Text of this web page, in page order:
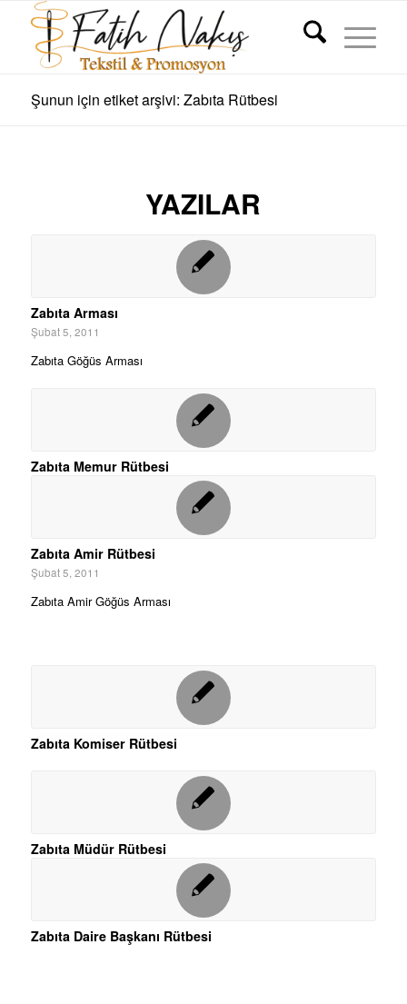
Şunun için etiket arşivi: Zabıta Rütbesi
YAZILAR
Zabıta Arması
Şubat 5, 2011
Zabıta Göğüs Arması
Zabıta Memur Rütbesi
Zabıta Amir Rütbesi
Şubat 5, 2011
Zabıta Amir Göğüs Arması
Zabıta Komiser Rütbesi
Zabıta Müdür Rütbesi
Zabıta Daire Başkanı Rütbesi